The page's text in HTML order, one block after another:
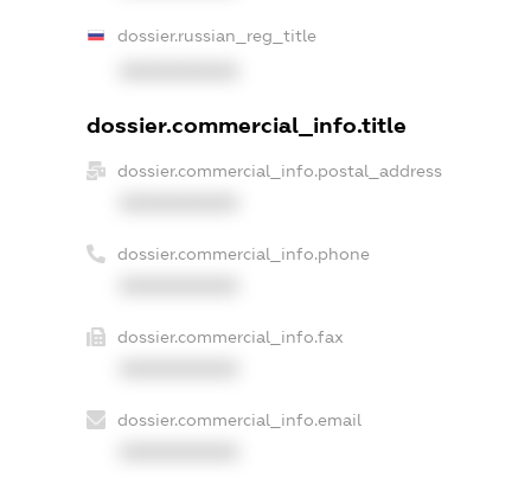
dossier.russian_reg_title
dossier.commercial_info.title
dossier.commercial_info.postal_address
dossier.commercial_info.phone
dossier.commercial_info.fax
dossier.commercial_info.email